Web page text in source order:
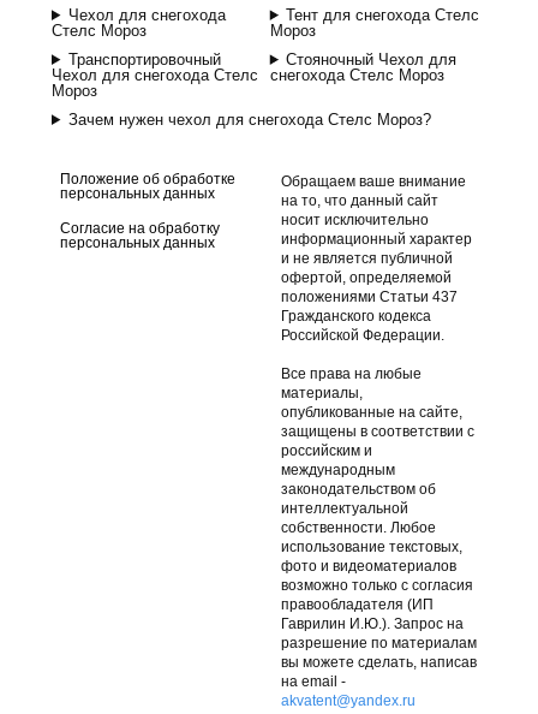
Чехол для снегохода
Стелс Мороз
Тент для снегохода Стелс
Мороз
Транспортировочный
Чехол для снегохода Стелс
Мороз
Стояночный Чехол для
снегохода Стелс Мороз
Зачем нужен чехол для снегохода Стелс Мороз?
Положение об обработке
персональных данных
Согласие на обработку
персональных данных
Обращаем ваше внимание
на то, что данный сайт
носит исключительно
информационный характер
и не является публичной
офертой, определяемой
положениями Статьи 437
Гражданского кодекса
Российской Федерации.
Все права на любые
материалы,
опубликованные на сайте,
защищены в соответствии с
российским и
международным
законодательством об
интеллектуальной
собственности. Любое
использование текстовых,
фото и видеоматериалов
возможно только с согласия
правообладателя (ИП
Гаврилин И.Ю.). Запрос на
разрешение по материалам
вы можете сделать, написав
на email -
akvatent@yandex.ru